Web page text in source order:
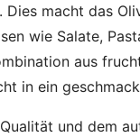
macht das
wie Salate,
aus
in ein
und dem